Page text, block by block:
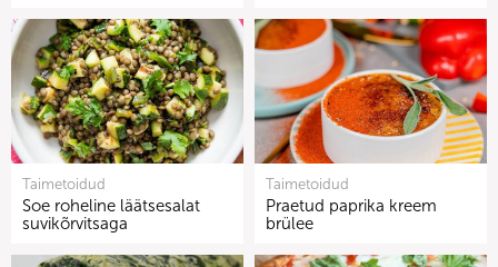
Taimetoidud
Soe roheline läätsesalat
suvikõrvitsaga
Taimetoidud
Praetud paprika kreem
brülee